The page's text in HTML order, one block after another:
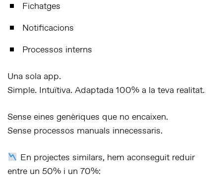
Fichatges
Notificacions
Processos interns
Una sola app.
Simple. Intuïtiva. Adaptada 100% a la teva realitat.
Sense eines genèriques que no encaixen.
Sense processos manuals innecessaris.
En projectes similars, hem aconseguit reduir
entre un 50% i un 70%: